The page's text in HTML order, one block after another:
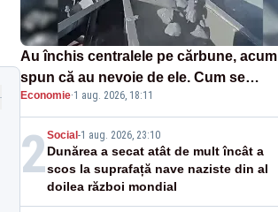
Au închis centralele pe cărbune, acum
spun că au nevoie de ele. Cum se
pasează vina în plină criză energetică
Economie·1 aug. 2026, 18:11
2Social -1 aug. 2026, 23:10
Dunărea a secat atât de mult încât a
scos la suprafață nave naziste din al
doilea război mondial